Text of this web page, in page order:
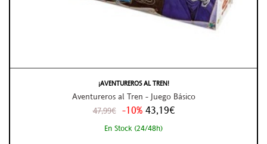
¡AVENTUREROS AL TREN!
Aventureros al Tren - Juego Básico
47,99€ -10% 43,19€
En Stock (24/48h)